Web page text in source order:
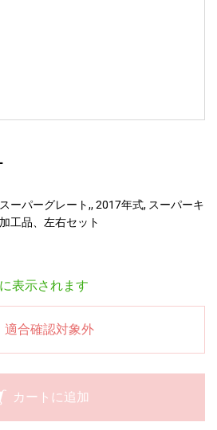
ーパーグレート,, 2017年式, スーパーキ
工品、左右セット
表示されます
適合確認対象外
カートに追加